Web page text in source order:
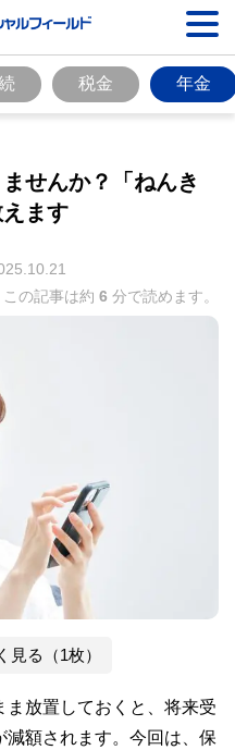
税金 年金
せんか？「ねんき
ます
この記事は約 6 分で読めます。
見る（1枚）
ま放置しておくと、将来受
額されます。今回は、保